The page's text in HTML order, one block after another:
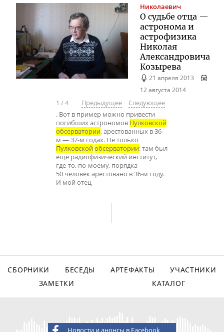
Николаевич
О судьбе отца —
астронома и
астрофизика
Николая
Александровича
Козырева
21 апреля 2013
12 августа 2014
1 /4 Предыдущее
Следующее
. Вот в пример можно привести
погибших астрономов Пулковской
обсерватории, арестованных в 36-
м — 37-м годах. Не только
Пулковской обсерватории: там был
еще радиофизический институт,
где-то, по-моему, порядка
50 человек арестовано в 36-м году.
И мой отец
СБОРНИКИ БЕСЕДЫ АРТЕФАКТЫ
УЧАСТНИКИ
ЗАМЕТКИ
КАТАЛОГ